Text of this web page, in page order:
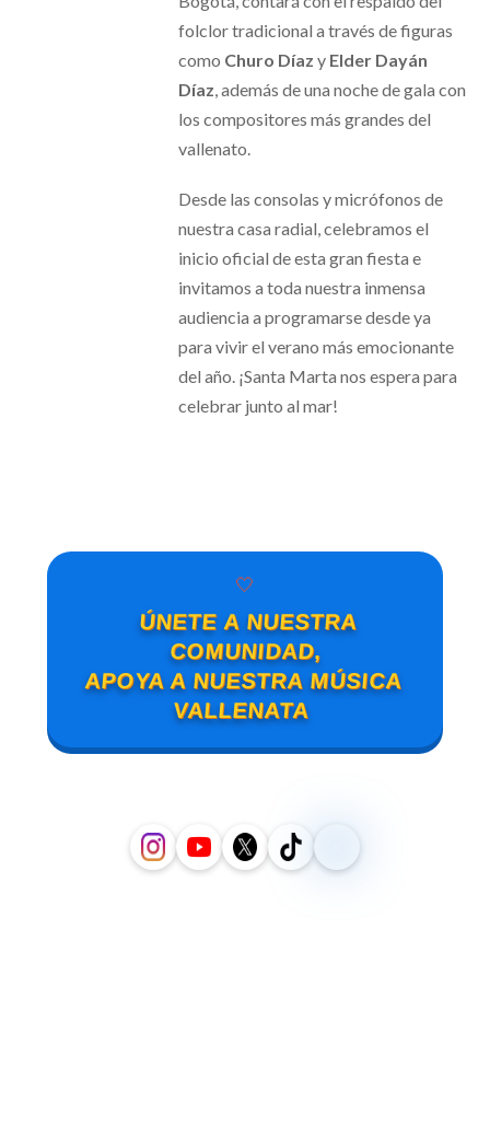
folclor tradicional a través de figuras
como Churo Díaz y Elder Dayán
Díaz, además de una noche de gala con
los compositores más grandes del
vallenato.
Desde las consolas y micrófonos de
nuestra casa radial, celebramos el
inicio oficial de esta gran fiesta e
invitamos a toda nuestra inmensa
audiencia a programarse desde ya
para vivir el verano más emocionante
del año. ¡Santa Marta nos espera para
celebrar junto al mar!
🤍
ÚNETE A NUESTRA
COMUNIDAD,
APOYA A NUESTRA MÚSICA
VALLENATA